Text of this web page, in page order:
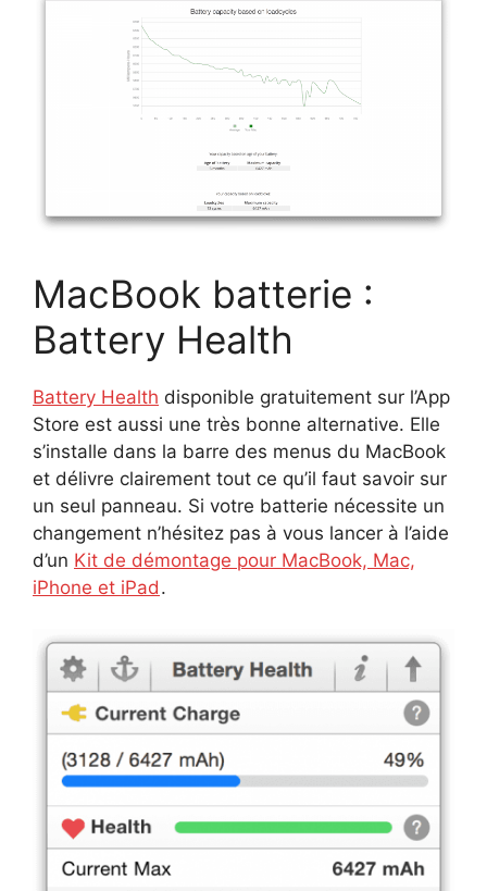
MacBook batterie :
Battery Health
Battery Health disponible gratuitement sur l’App
Store est aussi une très bonne alternative. Elle
s’installe dans la barre des menus du MacBook
et délivre clairement tout ce qu’il faut savoir sur
un seul panneau. Si votre batterie nécessite un
changement n’hésitez pas à vous lancer à l’aide
d’un Kit de démontage pour MacBook, Mac,
iPhone et iPad .